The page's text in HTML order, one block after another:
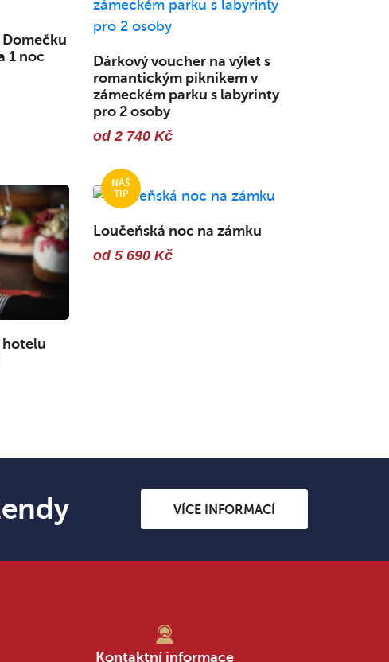
1 noc
Dárkový voucher na výlet s
romantickým piknikem v
zámeckém parku s labyrinty
pro 2 osoby
od 2 740 Kč
hotelu
Loučeňská noc na zámku
od 5 690 Kč
VÍCE INFORMACÍ
Kontaktní informace